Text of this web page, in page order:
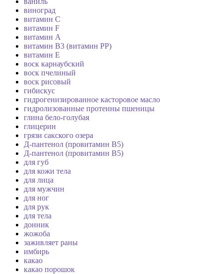
виноград
витамин C
витамин F
витамин А
витамин В3 (витамин РР)
витамин Е
воск карнаубский
воск пчелиный
воск рисовый
гибискус
гидрогенизированное касторовое масло
гидролизованные протеины пшеницы
глина бело-голубая
глицерин
грязи сакского озера
Д-пантенол (провитамин B5)
Д-пантенол (провитамин В5)
для губ
для кожи тела
для лица
для мужчин
для ног
для рук
для тела
донник
жожоба
заживляет раны
имбирь
какао
какао порошок